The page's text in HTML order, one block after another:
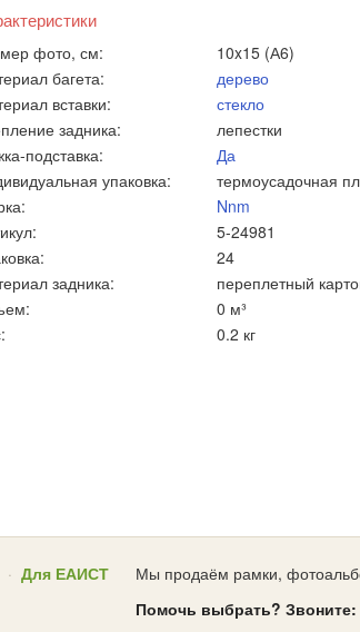
фото, см:
10x15 (А6)
багета:
дерево
вставки:
стекло
задника:
лепестки
подставка:
Да
упаковка:
термоусадочная
Nnm
5-24981
24
задника:
переплетный
0 м³
0.2 кг
Для ЕАИСТ
Мы продаём рамки,
Помочь выбрать? Звоните: